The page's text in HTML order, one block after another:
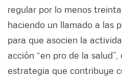
regular por lo menos
haciendo un llamado a las
para que asocien la
acción “en pro de la
estrategia que contribuye